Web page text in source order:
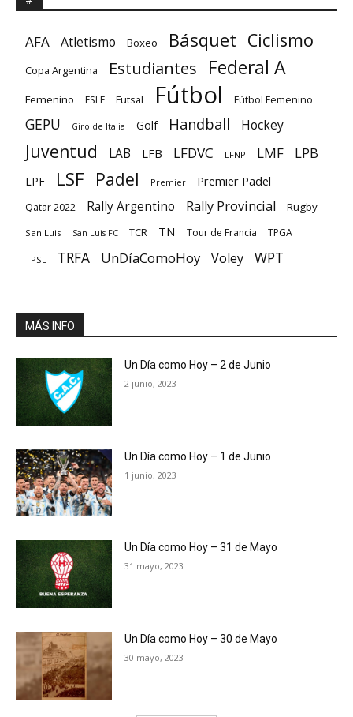
AFA Atletismo Boxeo Básquet Ciclismo
Copa Argentina Estudiantes Federal A
Femenino FSLF Futsal Fútbol Fútbol Femenino
GEPU Giro de Italia Golf Handball Hockey
Juventud LAB LFB LFDVC LFNP LMF LPB
LPF LSF Padel Premier Premier Padel
Qatar 2022 Rally Argentino Rally Provincial Rugby
San Luis San Luis FC TCR TN Tour de Francia TPGA
TPSL TRFA UnDíaComoHoy Voley WPT
MÁS INFO
Un Día como Hoy – 2 de Junio
2 junio, 2023
Un Día como Hoy – 1 de Junio
1 junio, 2023
Un Día como Hoy – 31 de Mayo
31 mayo, 2023
Un Día como Hoy – 30 de Mayo
30 mayo, 2023